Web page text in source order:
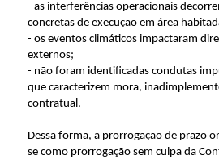
- as interferências operacionais
concretas de execução em área
- os eventos climáticos impactaram
externos;
- não foram identificadas condutas
que caracterizem mora,
contratual.
Dessa forma, a prorrogação de prazo
se como prorrogação sem culpa da